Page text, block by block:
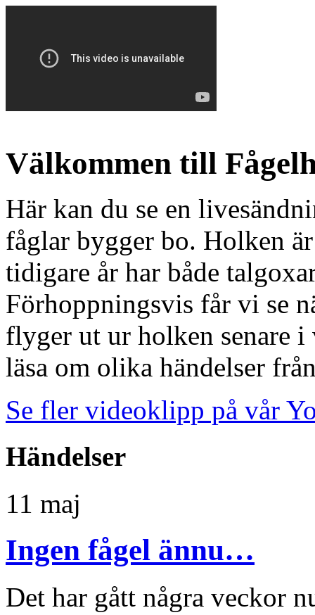
Välkommen till
Här kan du se en
fåglar bygger bo. Holken
tidigare år har både
Förhoppningsvis får vi se
flyger ut ur holken senare i
läsa om olika händelser
Se fler videoklipp på vår
Händelser
11 maj
Ingen fågel ännu…
Det har gått några veckor